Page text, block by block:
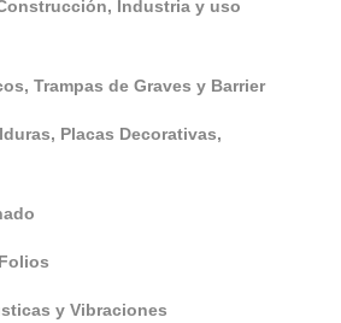
Industria y uso
Trampas de Graves y Barrier
Placas Decorativas,
y Vibraciones